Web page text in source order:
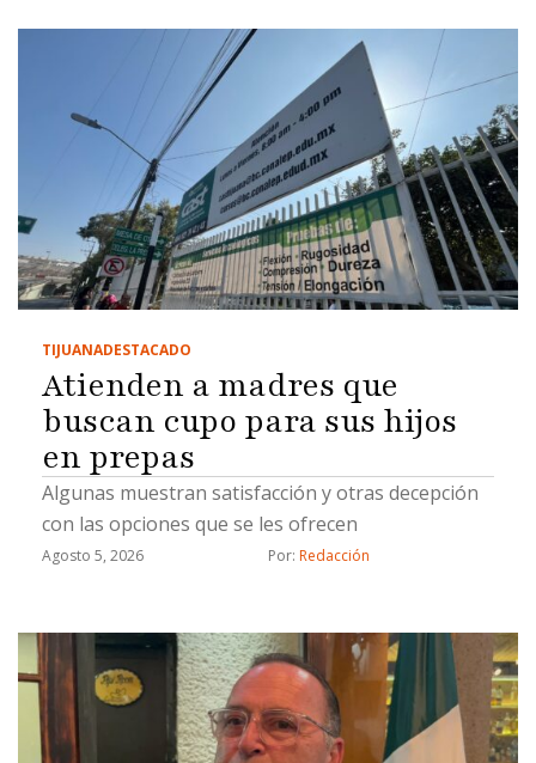
TIJUANADESTACADO
Atienden a madres que
buscan cupo para sus hijos
en prepas
Algunas muestran satisfacción y otras decepción
con las opciones que se les ofrecen
Agosto 5, 2026 Por: Redacción